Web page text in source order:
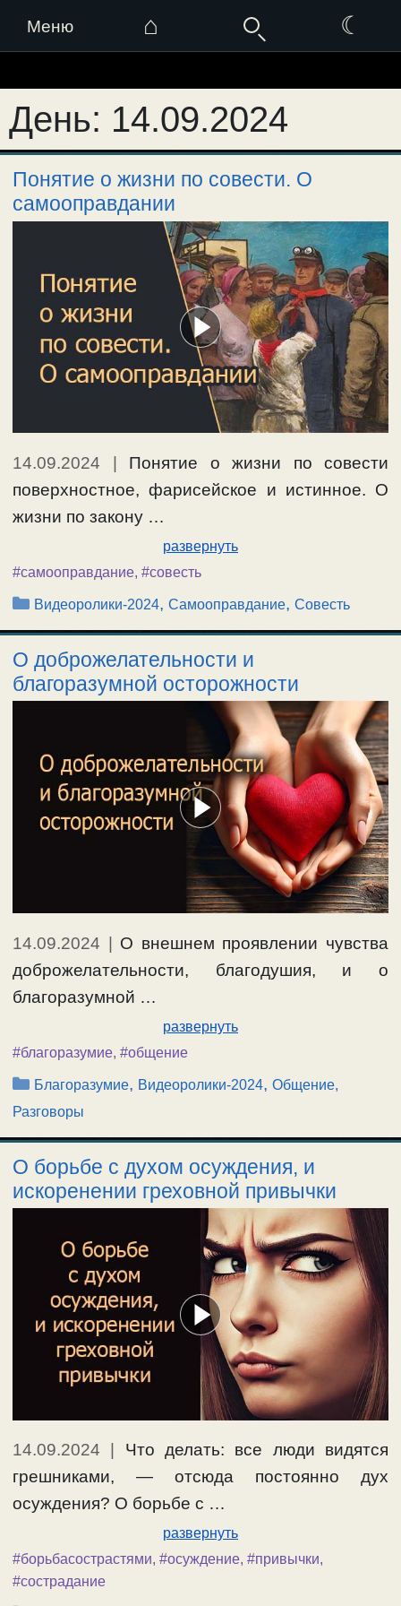
Меню ⌂ ☾
к
содержимому
День: 14.09.2024
Понятие о жизни по совести. О
самооправдании
14.09.2024 | Понятие о жизни по совести
поверхностное, фарисейское и истинное. О
жизни по закону …
развернуть
#самооправдание, #совесть
Рубрики
Видеоролики-2024,Самооправдание,Совесть
О доброжелательности и
благоразумной осторожности
14.09.2024 | О внешнем проявлении чувства
доброжелательности, благодушия, и о
благоразумной …
развернуть
#благоразумие, #общение
Рубрики
Благоразумие, Видеоролики-2024,Общение,
Разговоры
О борьбе с духом осуждения, и
искоренении греховной привычки
14.09.2024
Что делать: все люди видятся
грешниками, — отсюда постоянно дух
осуждения? О борьбе с …
развернуть
#борьбасострастями, #осуждение, #привычки,
#сострадание